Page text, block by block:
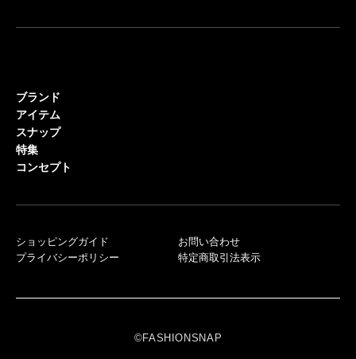
ブランド
アイテム
スナップ
特集
コンセプト
ショッピングガイド
プライバシーポリシー
お問い合わせ
特定商取引法表示
©FASHIONSNAP